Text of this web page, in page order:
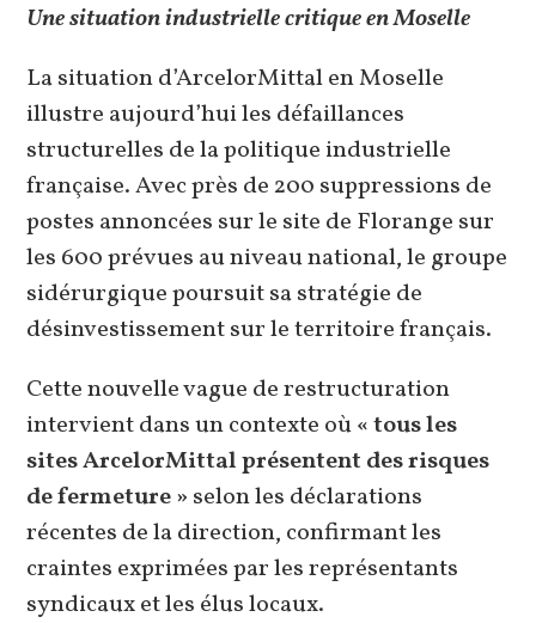
Une situation industrielle critique en Moselle
La situation d’ArcelorMittal en Moselle
illustre aujourd’hui les défaillances
structurelles de la politique industrielle
française. Avec près de 200 suppressions de
postes annoncées sur le site de Florange sur
les 600 prévues au niveau national, le groupe
sidérurgique poursuit sa stratégie de
désinvestissement sur le territoire français.
Cette nouvelle vague de restructuration
intervient dans un contexte où« tous les
sites ArcelorMittal présentent des risques
de fermeture » selon les déclarations
récentes de la direction, confirmant les
craintes exprimées par les représentants
syndicaux et les élus locaux.